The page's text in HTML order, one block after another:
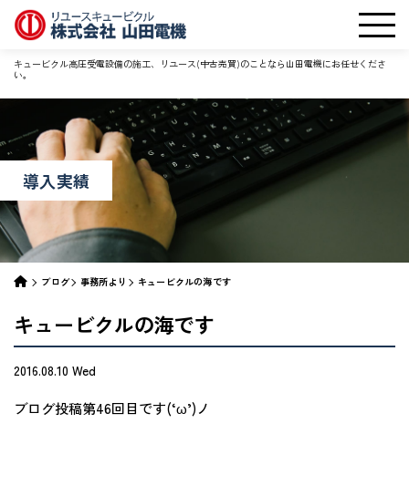
キュービクル高圧受電設備の施工、リユース(中古売買)のことなら山田電機にお任せくださ
い。
導入実績
ブログ 事務所より キュービクルの海です
キュービクルの海です
2016.08.10 Wed
ブログ投稿第46回目です(‘ω’)ノ